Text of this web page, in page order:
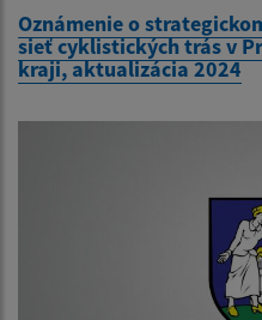
Oznámenie o
sieť cyklistických trás v
kraji, aktualizácia 2024